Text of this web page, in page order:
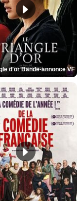
d'or Bande-annonce VF